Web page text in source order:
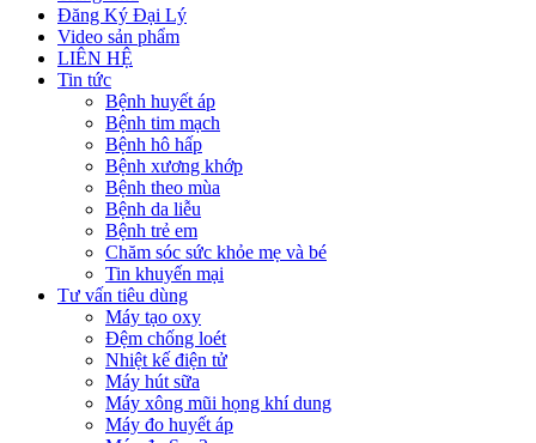
Đăng Ký Đại Lý
Video sản phẩm
LIÊN HỆ
Tin tức
Bệnh huyết áp
Bệnh tim mạch
Bệnh hô hấp
Bệnh xương khớp
Bệnh theo mùa
Bệnh da liễu
Bệnh trẻ em
Chăm sóc sức khỏe mẹ và bé
Tin khuyến mại
Tư vấn tiêu dùng
Máy tạo oxy
Đệm chống loét
Nhiệt kế điện tử
Máy hút sữa
Máy xông mũi họng khí dung
Máy đo huyết áp